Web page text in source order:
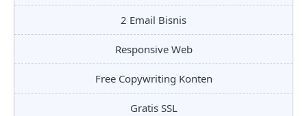
2 Email Bisnis
Responsive Web
Free Copywriting Konten
Gratis SSL